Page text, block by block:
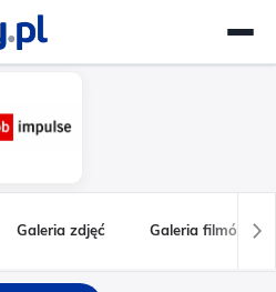
Galeria zdjęć Galeria filmów